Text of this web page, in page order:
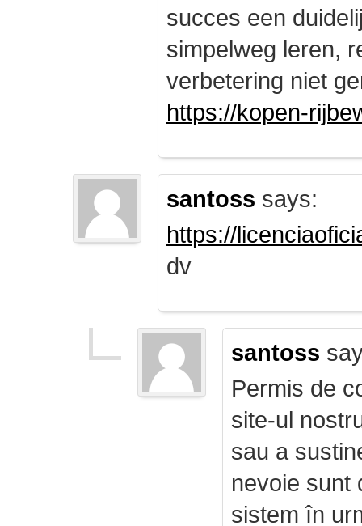
succes een
simpelweg leren,
verbetering niet
https://kopen-
santoss says:
https://
dv
santoss
Permis de
site-ul
sau a
nevoie sunt
sistem în